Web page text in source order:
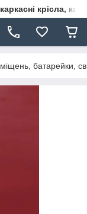
крісла,
батарейки,